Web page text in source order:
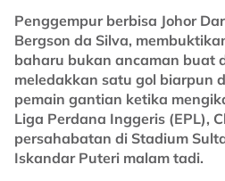
Penggempur berbisa Johor
Bergson da Silva,
baharu bukan ancaman buat
meledakkan satu gol biarpun
pemain gantian ketika
Liga Perdana Inggeris (EPL),
persahabatan di Stadium
Iskandar Puteri malam tadi.